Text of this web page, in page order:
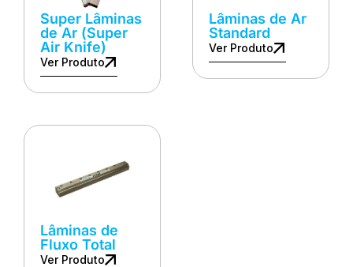
Super Lâminas
de Ar (Super
Air Knife)
Ver Produto
Lâminas de Ar
Standard
Ver Produto
Lâminas de
Fluxo Total
Ver Produto